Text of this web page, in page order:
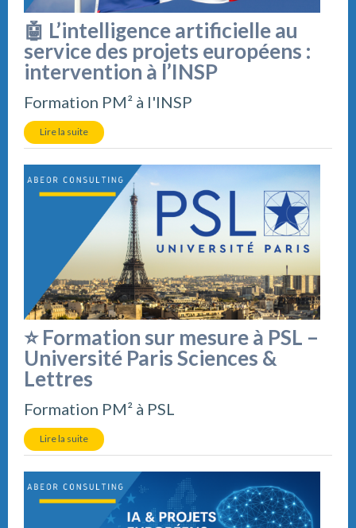
🤖 L’intelligence artificielle au
service des projets européens :
intervention à l’INSP
Formation PM² à l'INSP
Lire la suite
⭐ Formation sur mesure à PSL –
Université Paris Sciences &
Lettres
Formation PM² à PSL
Lire la suite